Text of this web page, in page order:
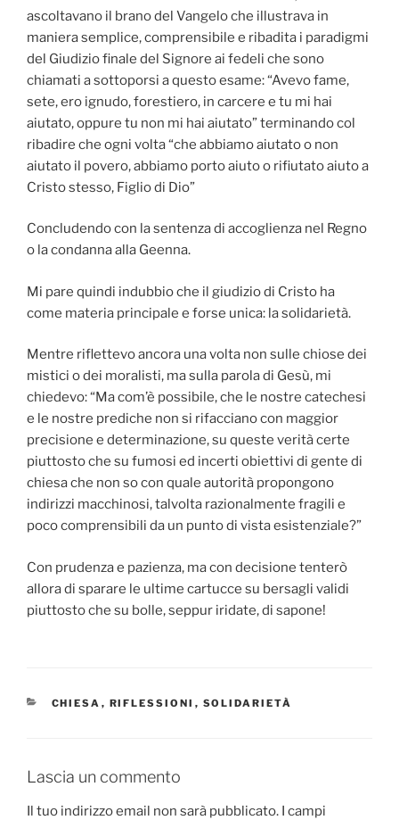
ascoltavano il brano del Vangelo che illustrava in
maniera semplice, comprensibile e ribadita i paradigmi
del Giudizio finale del Signore ai fedeli che sono
chiamati a sottoporsi a questo esame: “Avevo fame,
sete, ero ignudo, forestiero, in carcere e tu mi hai
aiutato, oppure tu non mi hai aiutato” terminando col
ribadire che ogni volta “che abbiamo aiutato o non
aiutato il povero, abbiamo porto aiuto o rifiutato aiuto a
Cristo stesso, Figlio di Dio”
Concludendo con la sentenza di accoglienza nel Regno
o la condanna alla Geenna.
Mi pare quindi indubbio che il giudizio di Cristo ha
come materia principale e forse unica: la solidarietà.
Mentre riflettevo ancora una volta non sulle chiose dei
mistici o dei moralisti, ma sulla parola di Gesù, mi
chiedevo: “Ma com’è possibile, che le nostre catechesi
e le nostre prediche non si rifacciano con maggior
precisione e determinazione, su queste verità certe
piuttosto che su fumosi ed incerti obiettivi di gente di
chiesa che non so con quale autorità propongono
indirizzi macchinosi, talvolta razionalmente fragili e
poco comprensibili da un punto di vista esistenziale?”
Con prudenza e pazienza, ma con decisione tenterò
allora di sparare le ultime cartucce su bersagli validi
piuttosto che su bolle, seppur iridate, di sapone!
CATEGORIE
CHIESA , RIFLESSIONI , SOLIDARIETÀ
Lascia un commento
Il tuo indirizzo email non sarà pubblicato. I campi